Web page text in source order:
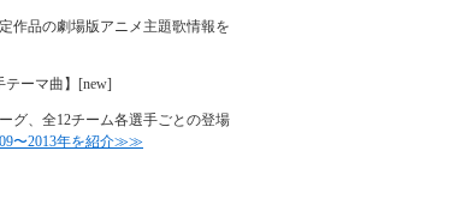
作品の劇場版アニメ主題歌情報を
ーマ曲】 [new]
グ、全12チーム各選手ごとの登場
〜2013年を紹介≫≫